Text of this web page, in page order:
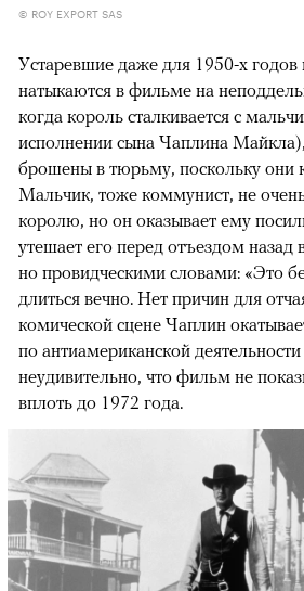
© ROY EXPORT SAS
Устаревшие даже для 1950-х годов
натыкаются в фильме на
когда король сталкивается с
исполнении сына Чаплина
брошены в тюрьму, поскольку они
Мальчик, тоже коммунист, не
королю, но он оказывает ему
утешает его перед отъездом
но провидческими словами: «Это
длиться вечно. Нет причин для
комической сцене Чаплин
по антиамериканской
неудивительно, что фильм не
вплоть до 1972 года.